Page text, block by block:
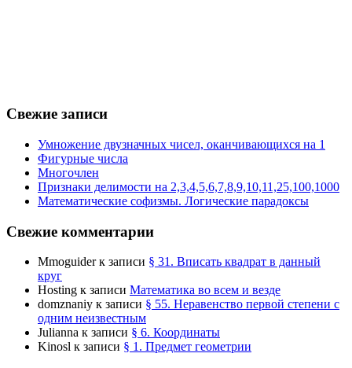
Свежие записи
Умножение двузначных чисел, оканчивающихся на 1
Фигурные числа
Многочлен
Признаки делимости на 2,3,4,5,6,7,8,9,10,11,25,100,1000
Математические софизмы. Логические парадоксы
Свежие комментарии
Mmoguiderк записи § 31. Вписать квадрат в данный
круг
Hosting к записи Математика во всем и везде
domznaniy к записи § 55. Неравенство первой степени с
одним неизвестным
Julianna к записи § 6. Координаты
Kinosl к записи § 1. Предмет геометрии